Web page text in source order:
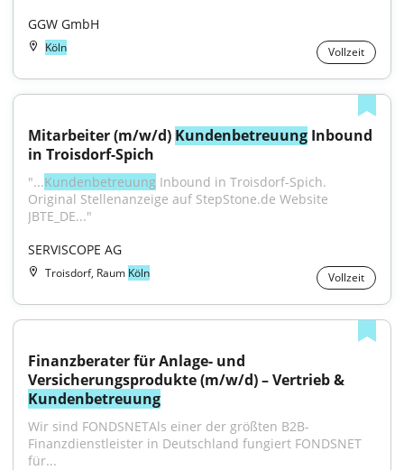
GGW GmbH
Köln Vollzeit
Mitarbeiter (m/w/d) Kundenbetreuung Inbound
in Troisdorf-Spich
"...Kundenbetreuung Inbound in Troisdorf-Spich.
Original Stellenanzeige auf StepStone.de Website
JBTE_DE..."
SERVISCOPE AG
Troisdorf, Raum Köln Vollzeit
Finanzberater für Anlage- und
Kundenbetreuung
Wir sind FONDSNETAls einer der größten B2B-
Finanzdienstleister in Deutschland fungiert FONDSNET
für...